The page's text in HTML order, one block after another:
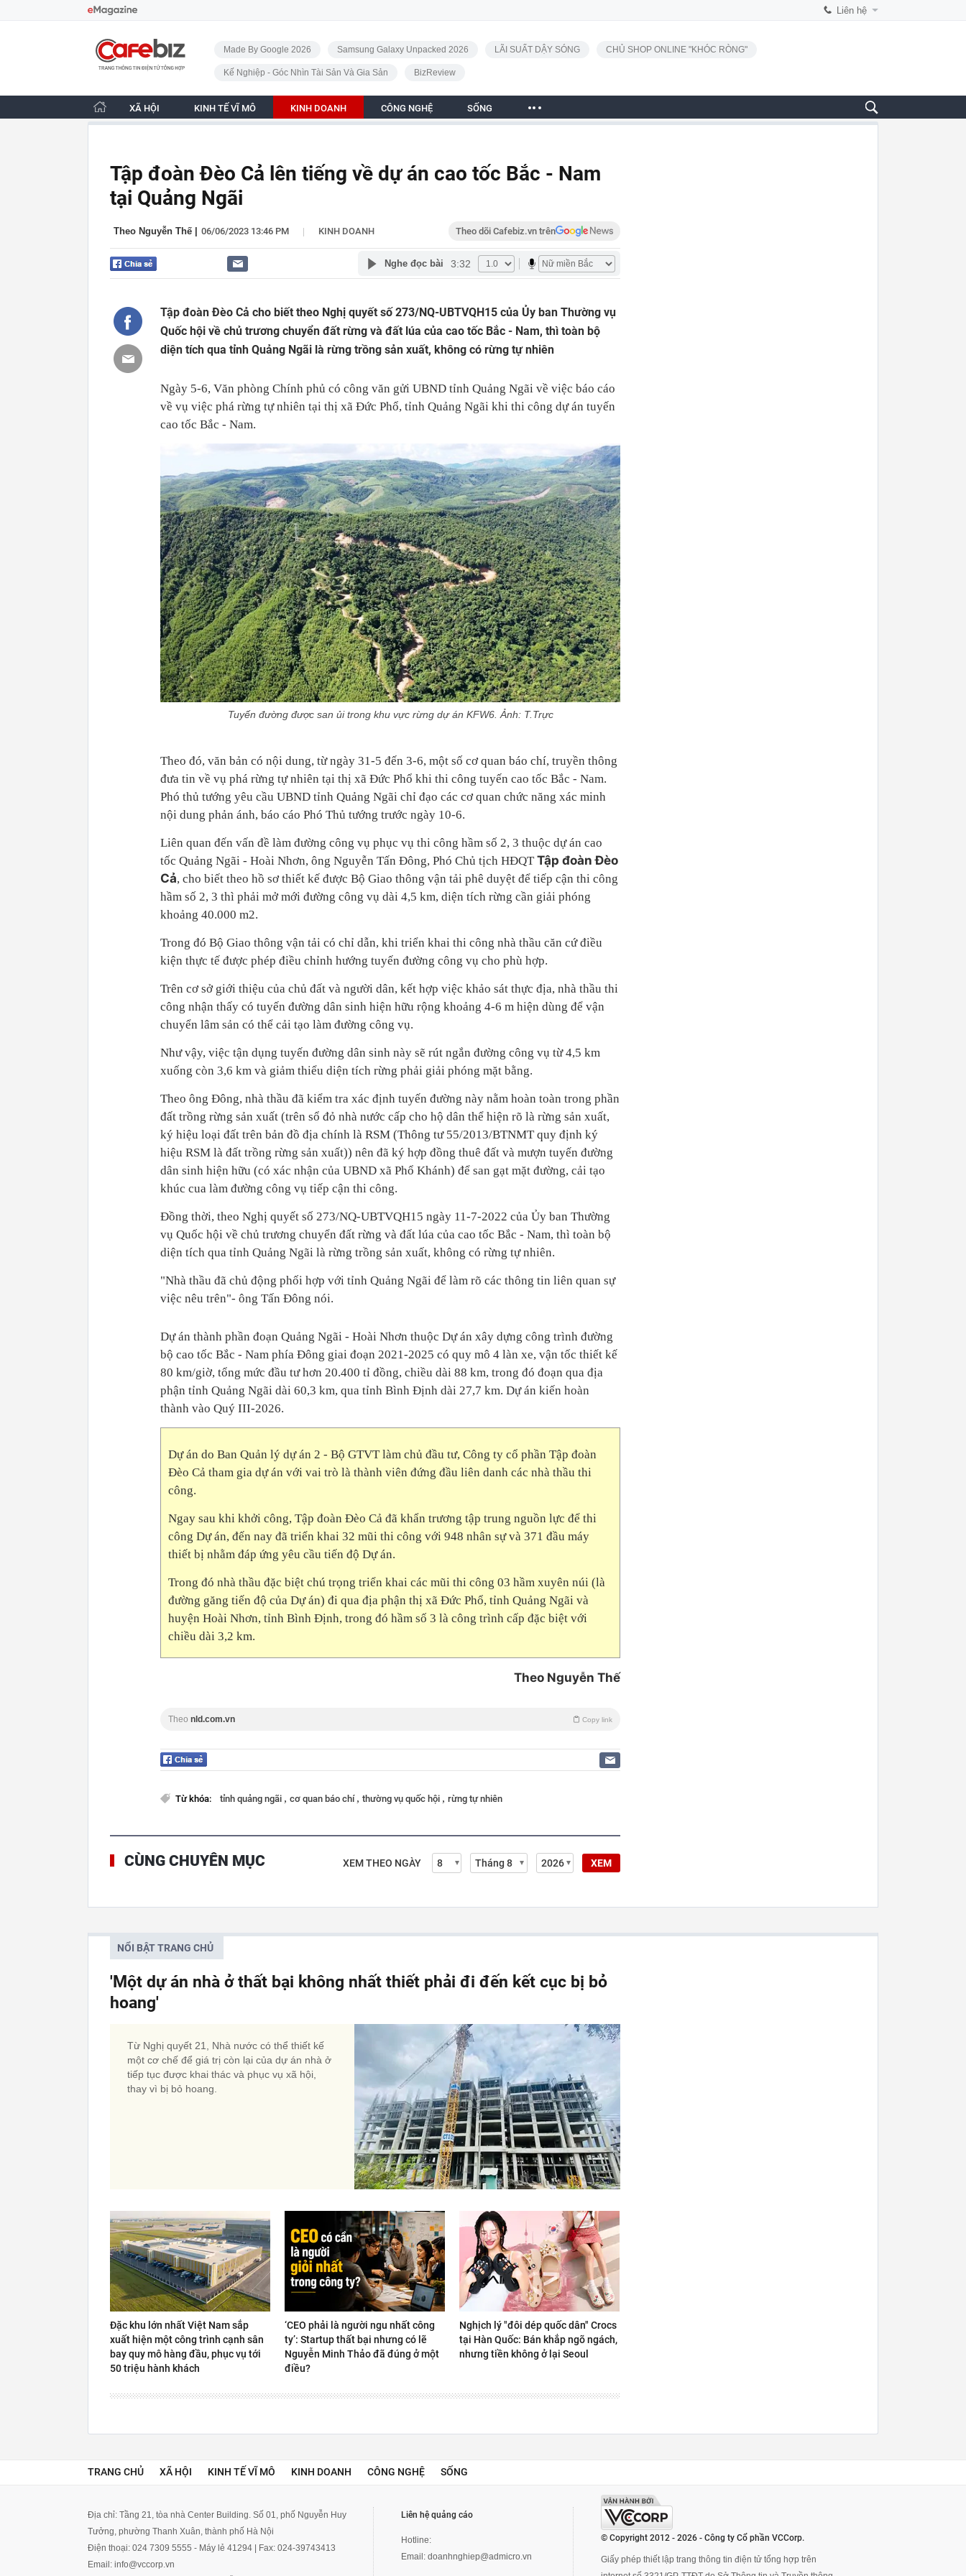
Liên hệ
CafeBiz - Trang chủ
Made By Google 2026 Samsung Galaxy Unpacked 2026 LÃI SUẤT DẬY SÓNG CHỦ SHOP ONLINE "KHÓC RÒNG"
Kế Nghiệp - Góc Nhìn Tài Sản Và Gia Sản BizReview
XÃ HỘI KINH TẾ VĨ MÔ KINH DOANH CÔNG NGHỆ SỐNG
Tập đoàn Đèo Cả lên tiếng về dự án cao tốc Bắc - Nam
tại Quảng Ngãi
Theo Nguyễn Thế 06/06/2023 13:46 PM | KINH DOANH Theo dõi Cafebiz.vn trên
Nghe đọc bài 3:32
Tập đoàn Đèo Cả cho biết theo Nghị quyết số 273/NQ-UBTVQH15 của Ủy ban Thường vụ
Quốc hội về chủ trương chuyển đất rừng và đất lúa của cao tốc Bắc - Nam, thì toàn bộ
diện tích qua tỉnh Quảng Ngãi là rừng trồng sản xuất, không có rừng tự nhiên
Ngày 5-6, Văn phòng Chính phủ có công văn gửi UBND tỉnh Quảng Ngãi về việc báo cáo
về vụ việc phá rừng tự nhiên tại thị xã Đức Phổ, tỉnh Quảng Ngãi khi thi công dự án tuyến
cao tốc Bắc - Nam.
Tuyến đường được san ủi trong khu vực rừng dự án KFW6. Ảnh: T.Trực
Theo đó, văn bản có nội dung, từ ngày 31-5 đến 3-6, một số cơ quan báo chí, truyền thông
đưa tin về vụ phá rừng tự nhiên tại thị xã Đức Phổ khi thi công tuyến cao tốc Bắc - Nam.
Phó thủ tướng yêu cầu UBND tỉnh Quảng Ngãi chỉ đạo các cơ quan chức năng xác minh
nội dung phản ánh, báo cáo Phó Thủ tướng trước ngày 10-6.
Liên quan đến vấn đề làm đường công vụ phục vụ thi công hầm số 2, 3 thuộc dự án cao
tốc Quảng Ngãi - Hoài Nhơn, ông Nguyễn Tấn Đông, Phó Chủ tịch HĐQT Tập đoàn Đèo
Cả, cho biết theo hồ sơ thiết kế được Bộ Giao thông vận tải phê duyệt để tiếp cận thi công
hầm số 2, 3 thì phải mở mới đường công vụ dài 4,5 km, diện tích rừng cần giải phóng
khoảng 40.000 m2.
Trong đó Bộ Giao thông vận tải có chỉ dẫn, khi triển khai thi công nhà thầu căn cứ điều
kiện thực tế được phép điều chỉnh hướng tuyến đường công vụ cho phù hợp.
Trên cơ sở giới thiệu của chủ đất và người dân, kết hợp việc khảo sát thực địa, nhà thầu thi
công nhận thấy có tuyến đường dân sinh hiện hữu rộng khoảng 4-6 m hiện dùng để vận
chuyển lâm sản có thể cải tạo làm đường công vụ.
Như vậy, việc tận dụng tuyến đường dân sinh này sẽ rút ngắn đường công vụ từ 4,5 km
xuống còn 3,6 km và giảm thiểu diện tích rừng phải giải phóng mặt bằng.
Theo ông Đông, nhà thầu đã kiểm tra xác định tuyến đường này nằm hoàn toàn trong phần
đất trồng rừng sản xuất (trên sổ đỏ nhà nước cấp cho hộ dân thể hiện rõ là rừng sản xuất,
ký hiệu loại đất trên bản đồ địa chính là RSM (Thông tư 55/2013/BTNMT quy định ký
hiệu RSM là đất trồng rừng sản xuất)) nên đã ký hợp đồng thuê đất và mượn tuyến đường
dân sinh hiện hữu (có xác nhận của UBND xã Phổ Khánh) để san gạt mặt đường, cải tạo
khúc cua làm đường công vụ tiếp cận thi công.
Đồng thời, theo Nghị quyết số 273/NQ-UBTVQH15 ngày 11-7-2022 của Ủy ban Thường
vụ Quốc hội về chủ trương chuyển đất rừng và đất lúa của cao tốc Bắc - Nam, thì toàn bộ
diện tích qua tỉnh Quảng Ngãi là rừng trồng sản xuất, không có rừng tự nhiên.
"Nhà thầu đã chủ động phối hợp với tỉnh Quảng Ngãi để làm rõ các thông tin liên quan sự
việc nêu trên"- ông Tấn Đông nói.
Dự án thành phần đoạn Quảng Ngãi - Hoài Nhơn thuộc Dự án xây dựng công trình đường
bộ cao tốc Bắc - Nam phía Đông giai đoạn 2021-2025 có quy mô 4 làn xe, vận tốc thiết kế
80 km/giờ, tổng mức đầu tư hơn 20.400 tỉ đồng, chiều dài 88 km, trong đó đoạn qua địa
phận tỉnh Quảng Ngãi dài 60,3 km, qua tỉnh Bình Định dài 27,7 km. Dự án kiến hoàn
thành vào Quý III-2026.
Dự án do Ban Quản lý dự án 2 - Bộ GTVT làm chủ đầu tư, Công ty cổ phần Tập đoàn
Đèo Cả tham gia dự án với vai trò là thành viên đứng đầu liên danh các nhà thầu thi
công.
Ngay sau khi khởi công, Tập đoàn Đèo Cả đã khẩn trương tập trung nguồn lực để thi
công Dự án, đến nay đã triển khai 32 mũi thi công với 948 nhân sự và 371 đầu máy
thiết bị nhằm đáp ứng yêu cầu tiến độ Dự án.
Trong đó nhà thầu đặc biệt chú trọng triển khai các mũi thi công 03 hầm xuyên núi (là
đường găng tiến độ của Dự án) đi qua địa phận thị xã Đức Phổ, tỉnh Quảng Ngãi và
huyện Hoài Nhơn, tỉnh Bình Định, trong đó hầm số 3 là công trình cấp đặc biệt với
chiều dài 3,2 km.
Theo Nguyễn Thế
Theo nld.com.vn Copy link
Từ khóa: tỉnh quảng ngãi , cơ quan báo chí , thường vụ quốc hội , rừng tự nhiên
CÙNG CHUYÊN MỤC XEM THEO NGÀY XEM
NỔI BẬT TRANG CHỦ
'Một dự án nhà ở thất bại không nhất thiết phải đi đến kết cục bị bỏ
hoang'
Từ Nghị quyết 21, Nhà nước có thể thiết kế
một cơ chế để giá trị còn lại của dự án nhà ở
tiếp tục được khai thác và phục vụ xã hội,
thay vì bị bỏ hoang.
Đặc khu lớn nhất Việt Nam sắp
xuất hiện một công trình cạnh sân
bay quy mô hàng đầu, phục vụ tới
50 triệu hành khách
‘CEO phải là người ngu nhất công
ty’: Startup thất bại nhưng có lẽ
Nguyễn Minh Thảo đã đúng ở một
điều?
Nghịch lý "đôi dép quốc dân" Crocs
tại Hàn Quốc: Bán khắp ngõ ngách,
nhưng tiền không ở lại Seoul
TRANG CHỦ XÃ HỘI KINH TẾ VĨ MÔ KINH DOANH CÔNG NGHỆ SỐNG
Địa chỉ: Tầng 21, tòa nhà Center Building. Số 01, phố Nguyễn Huy
Tưởng, phường Thanh Xuân, thành phố Hà Nội
Điện thoại: 024 7309 5555 - Máy lẻ 41294 | Fax: 024-39743413
Email: info@vccorp.vn
Liên hệ quảng cáo
Hotline:
Email: doanhnghiep@admicro.vn
© Copyright 2012 - 2026 - Công ty Cổ phần VCCorp.
Giấy phép thiết lập trang thông tin điện tử tổng hợp trên